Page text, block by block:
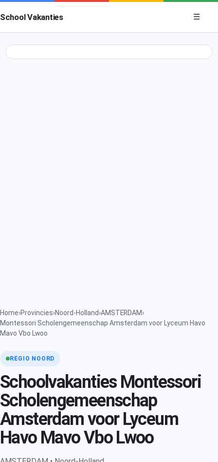
School Vakanties
Menu
☰
Home›Provincies›Noord-Holland›AMSTERDAM›
Montessori Scholengemeenschap Amsterdam voor Lyceum Havo
Mavo Vbo Lwoo
REGIO NOORD
Schoolvakanties Montessori
Scholengemeenschap
Amsterdam voor Lyceum
Havo Mavo Vbo Lwoo